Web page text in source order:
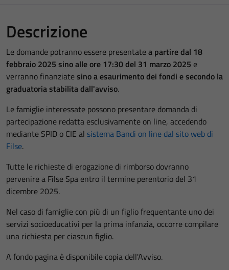
Descrizione
Le domande potranno essere presentatea partire dal 18
febbraio 2025 sino alle ore 17:30 del 31 marzo 2025 e
verranno finanziatesino a esaurimento dei fondi e secondo la
graduatoria stabilita dall'avviso.
Le famiglie interessate possono presentare domanda di
partecipazione redatta esclusivamente on line, accedendo
mediante SPID o CIE al sistema Bandi on line dal sito web di
Filse.
Tutte le richieste di erogazione di rimborso dovranno
pervenire a Filse Spa entro il termine perentorio del 31
dicembre 2025.
Nel caso di famiglie con più di un figlio frequentante uno dei
servizi socioeducativi per la prima infanzia, occorre compilare
una richiesta per ciascun figlio.
A fondo pagina è disponibile copia dell'Avviso.